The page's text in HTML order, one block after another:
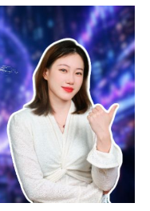
济崩盘，是真正的